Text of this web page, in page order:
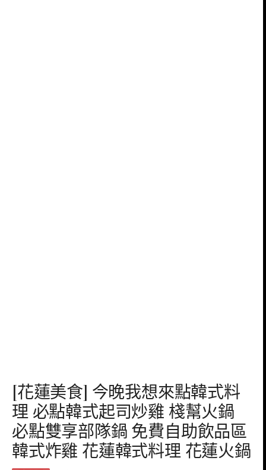
[花蓮美食] 今晚我想來點韓式料
理 必點韓式起司炒雞 棧幫火鍋
必點雙享部隊鍋 免費自助飲品區
韓式炸雞 花蓮韓式料理 花蓮火鍋